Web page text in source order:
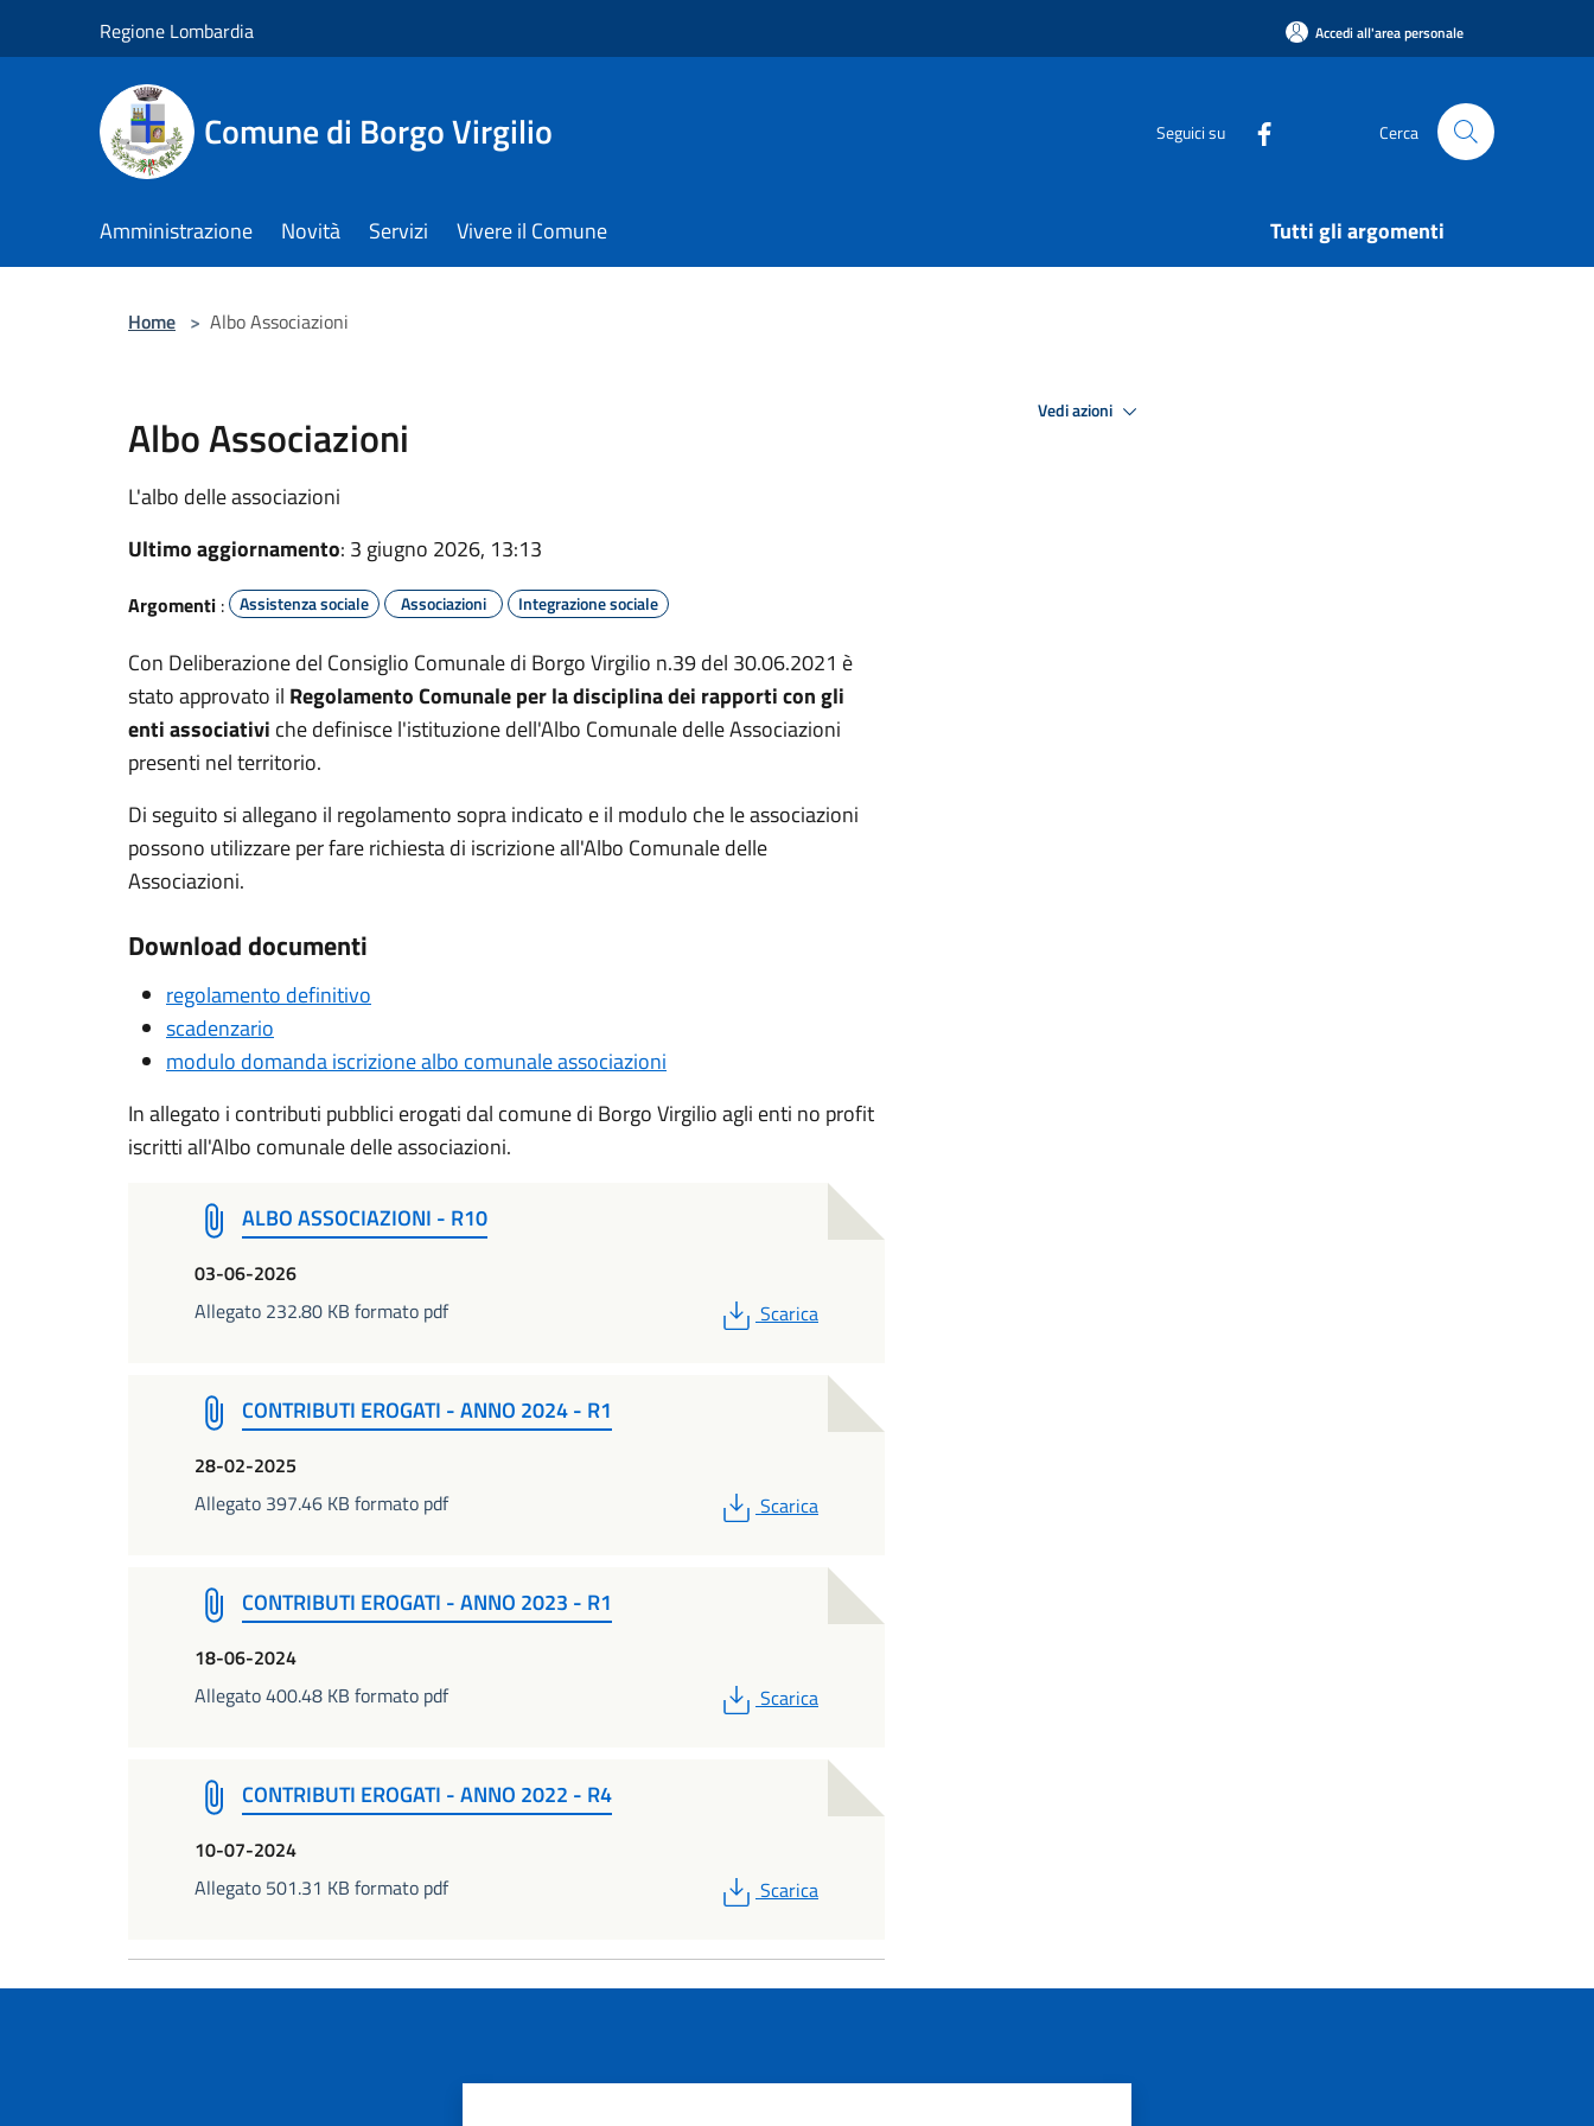
Regione Lombardia Accedi all'area personale
Comune di Borgo Virgilio Seguici su Cerca
Amministrazione Novità Servizi Vivere il Comune Tutti gli argomenti
Home > Albo Associazioni
Albo Associazioni
L'albo delle associazioni
Ultimo aggiornamento: 3 giugno 2026, 13:13
Argomenti : Assistenza sociale Associazioni Integrazione sociale
Con Deliberazione del Consiglio Comunale di Borgo Virgilio n.39 del 30.06.2021 è
stato approvato il Regolamento Comunale per la disciplina dei rapporti con gli
enti associativi che definisce l'istituzione dell'Albo Comunale delle Associazioni
presenti nel territorio.
Di seguito si allegano il regolamento sopra indicato e il modulo che le associazioni
possono utilizzare per fare richiesta di iscrizione all'Albo Comunale delle
Associazioni.
Download documenti
regolamento definitivo
scadenzario
modulo domanda iscrizione albo comunale associazioni
In allegato i contributi pubblici erogati dal comune di Borgo Virgilio agli enti no profit
iscritti all'Albo comunale delle associazioni.
ALBO ASSOCIAZIONI - R10
03-06-2026
Allegato 232.80 KB formato pdf
PDF
Scarica
CONTRIBUTI EROGATI - ANNO 2024 - R1
28-02-2025
Allegato 397.46 KB formato pdf
PDF
Scarica
CONTRIBUTI EROGATI - ANNO 2023 - R1
18-06-2024
Allegato 400.48 KB formato pdf
PDF
Scarica
CONTRIBUTI EROGATI - ANNO 2022 - R4
10-07-2024
Allegato 501.31 KB formato pdf
PDF
Scarica
Vedi azioni